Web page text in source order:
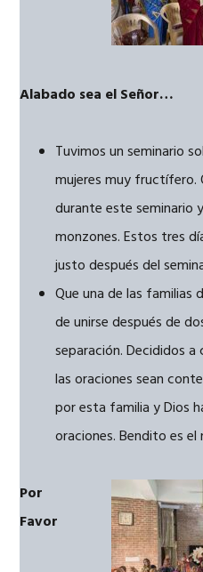
Alabado sea el Señor…
Tuvimos un seminario
mujeres muy fructífero.
durante este seminario
monzones. Estos tres
justo después del
Que una de las familias
de unirse después de
separación. Decididos
las oraciones sean
por esta familia y Dios
oraciones. Bendito es el
Por
Favor